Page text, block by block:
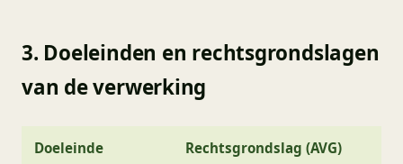
3. Doeleinden en rechtsgrondslagen
van de verwerking
Doeleinde Rechtsgrondslag (AVG)